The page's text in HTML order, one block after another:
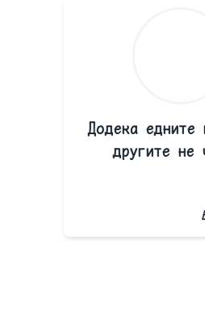
Додека едните
другите не